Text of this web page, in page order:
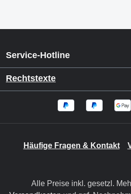
Service-Hotline
Rechtstexte
Häufige Fragen & Kontakt
Alle Preise inkl. gesetzl.